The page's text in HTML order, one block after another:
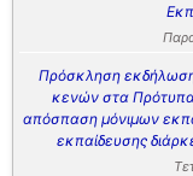
Πρόσκληση
κενών στα Πρότυπα
απόσπαση μόνιμων
εκπαίδευσης